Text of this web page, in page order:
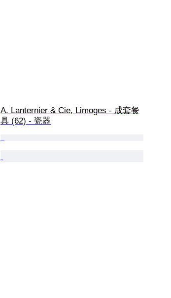
A. Lanternier & Cie, Limoges - 成套餐
具 (62) - 瓷器